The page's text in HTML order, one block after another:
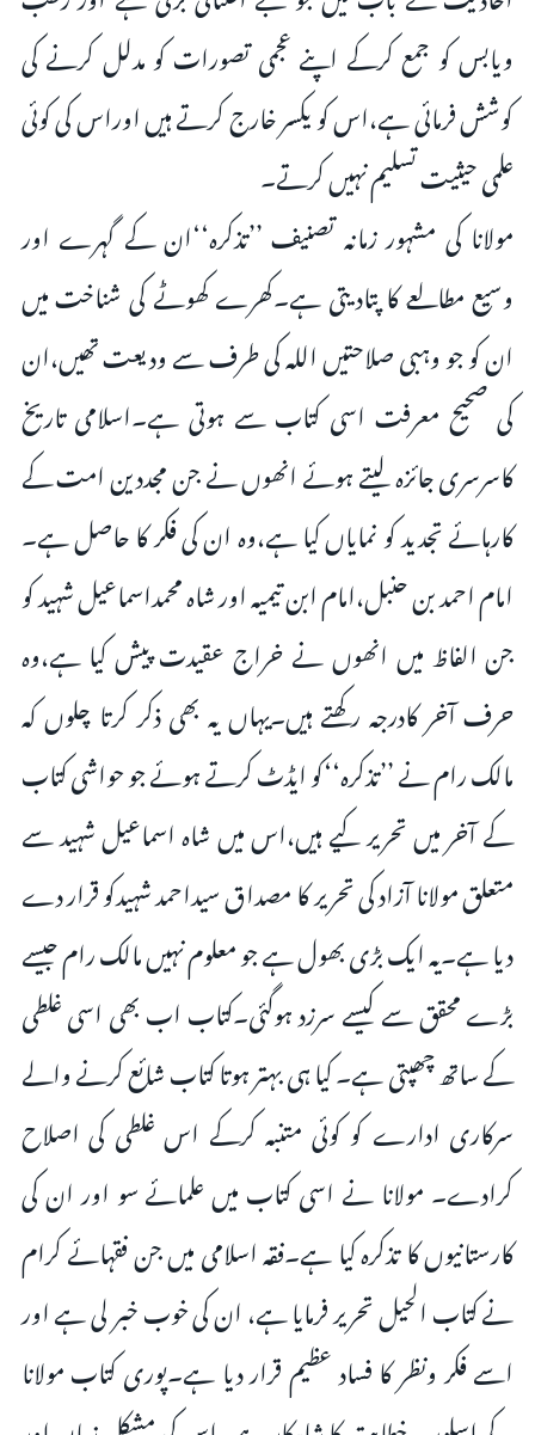
ویابس کو جمع کرکے اپنے عجمی تصورات کو مدلل کرنے کی
کوشش فرمائی ہے،اس کو یکسر خارج کرتے ہیں اوراس کی کوئی
علمی حیثیت تسلیم نہیں کرتے۔
مولانا کی مشہور زمانہ تصنیف ’’تذکرہ‘‘ان کے گہرے اور
وسیع مطالعے کا پتادیتی ہے۔کھرے کھوٹے کی شناخت میں
ان کو جو وہبی صلاحتیں اللہ کی طرف سے ودیعت تھیں،ان
کی صحیح معرفت اسی کتاب سے ہوتی ہے۔اسلامی تاریخ
کاسرسری جائزہ لیتے ہوئے انھوں نے جن مجددین امت کے
کارہائے تجدید کو نمایاں کیا ہے،وہ ان کی فکر کا حاصل ہے۔
امام احمد بن حنبل،امام ابن تیمیہ اور شاہ محمداسماعیل شہید کو
جن الفاظ میں انھوں نے خراج عقیدت پیش کیا ہے،وہ
حرف آخر کادرجہ رکھتے ہیں۔یہاں یہ بھی ذکر کرتا چلوں کہ
مالک رام نے ’’تذکرہ‘‘کو ایڈٹ کرتے ہوئے جو حواشی کتاب
کے آخر میں تحریر کیے ہیں،اس میں شاہ اسماعیل شہید سے
متعلق مولانا آزاد کی تحریر کا مصداق سیداحمد شہیدکو قرار دے
دیا ہے۔یہ ایک بڑی بھول ہے جو معلوم نہیں مالک رام جیسے
بڑے محقق سے کیسے سرزد ہوگئی۔کتاب اب بھی اسی غلطی
کے ساتھ چھپتی ہے۔ کیا ہی بہتر ہوتا کتاب شائع کرنے والے
سرکاری ادارے کو کوئی متنبہ کرکے اس غلطی کی اصلاح
کرادے۔ مولانا نے اسی کتاب میں علمائے سو اور ان کی
کارستانیوں کا تذکرہ کیا ہے۔فقہ اسلامی میں جن فقہائے کرام
نے کتاب الحیل تحریر فرمایا ہے، ان کی خوب خبر لی ہے اور
اسے فکر ونظر کا فساد عظیم قرار دیا ہے۔پوری کتاب مولانا